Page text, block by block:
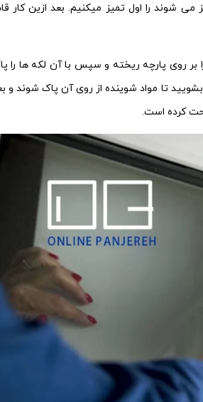
می شوند را اول تمیز میکنیم. بعد ازین کار
بر روی پارچه ریخته و سپس با آن لکه ها را
بشویید تا مواد شوینده از روی آن پاک شوند و
کرده است.